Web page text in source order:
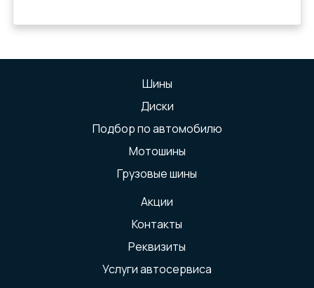
Шины
Диски
Подбор по автомобилю
Мотошины
Грузовые шины
Акции
Контакты
Реквизиты
Услуги автосервиса